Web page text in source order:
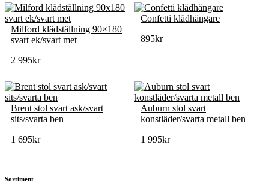
Milford klädställning 90×180
svart ek/svart met
2 995kr
Confetti klädhängare
895kr
Brent stol svart ask/svart
sits/svarta ben
1 695kr
Auburn stol svart
konstläder/svarta metall ben
1 995kr
Sortiment